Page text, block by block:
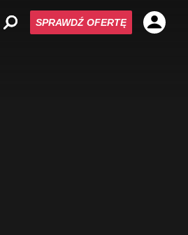
SPRAWDŹ OFERTĘ